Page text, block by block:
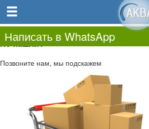
0.00
0
Не нашли?
Позвоните нам, мы подскажем
Написать в WhatsApp